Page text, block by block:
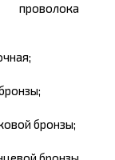
бронзы;